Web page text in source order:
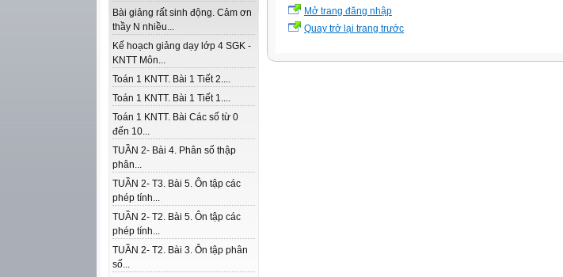
Bài giảng rất sinh động. Cảm ơn
thầy N nhiều...
Kế hoạch giảng dạy lớp 4 SGK -
KNTT Môn...
Toán 1 KNTT. Bài 1 Tiết 2....
Toán 1 KNTT. Bài 1 Tiết 1....
Toán 1 KNTT. Bài Các số từ 0
đến 10...
TUẦN 2- Bài 4. Phân số thập
phân...
TUẦN 2- T3. Bài 5. Ôn tập các
phép tính...
TUẦN 2- T2. Bài 5. Ôn tập các
phép tính...
TUẦN 2- T2. Bài 3. Ôn tập phân
số...
Mở trang đăng nhập
Quay trở lại trang trước